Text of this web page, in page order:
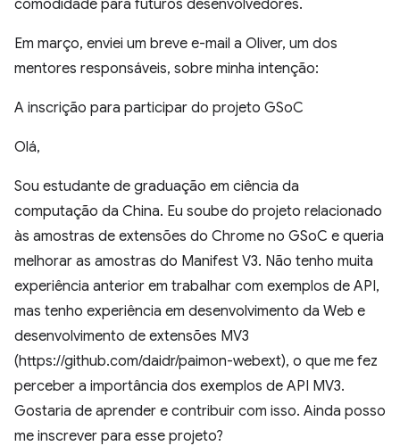
comodidade para futuros desenvolvedores.
Em março, enviei um breve e-mail a Oliver, um dos
mentores responsáveis, sobre minha intenção:
A inscrição para participar do projeto GSoC
Olá,
Sou estudante de graduação em ciência da
computação da China. Eu soube do projeto relacionado
às amostras de extensões do Chrome no GSoC e queria
melhorar as amostras do Manifest V3. Não tenho muita
experiência anterior em trabalhar com exemplos de API,
mas tenho experiência em desenvolvimento da Web e
desenvolvimento de extensões MV3
(https://github.com/daidr/paimon-webext), o que me fez
perceber a importância dos exemplos de API MV3.
Gostaria de aprender e contribuir com isso. Ainda posso
me inscrever para esse projeto?